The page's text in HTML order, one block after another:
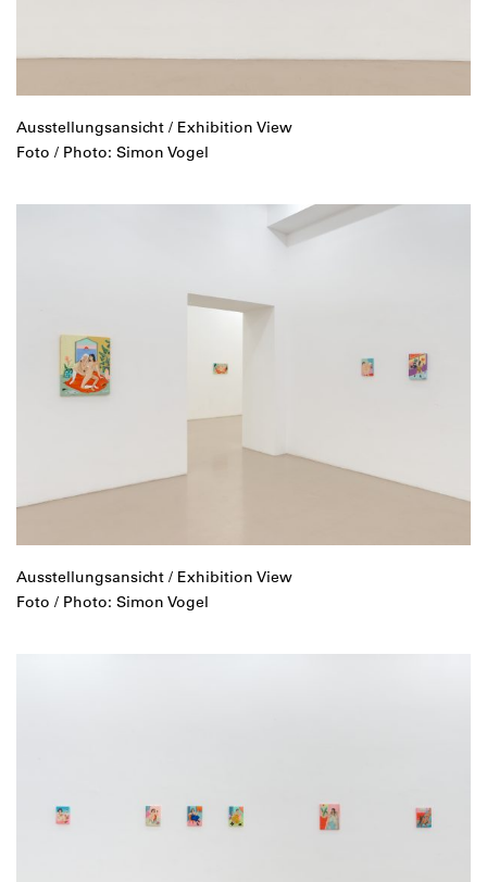
Ausstellungsansicht / Exhibition View
Foto / Photo: Simon Vogel
Ausstellungsansicht / Exhibition View
Foto / Photo: Simon Vogel